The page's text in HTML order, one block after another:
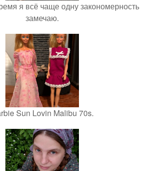
я всё чаще одну закономерность
замечаю.
Sun Lovin Malibu 70s.